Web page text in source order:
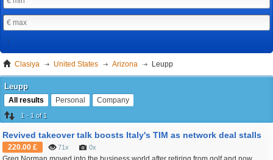
Clasiya United States Arizona Leupp
Leupp
All results Personal Company
1 - 1 of 1
Revived takeover talk boosts Italy's TIM as network deal stalls
220.00 £ 71x 0x